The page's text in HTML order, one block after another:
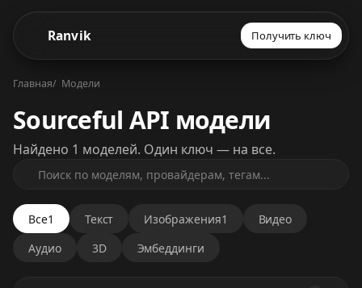
Ranvik Получить ключ
Главная Модели
Sourceful API модели
Найдено 1 моделей. Один ключ — на все.
Все1 Текст Изображения1
Видео
Аудио
3D Эмбеддинги